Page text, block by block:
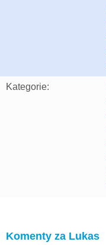
Kategorie:
Komenty za Lukas